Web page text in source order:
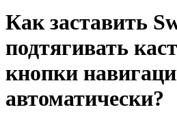
Как заставить
подтягивать
кнопки
автоматически?